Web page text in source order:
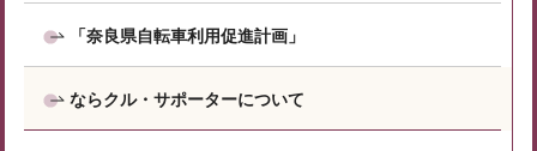
「奈良県自転車利用促進計画」
ならクル・サポーターについて